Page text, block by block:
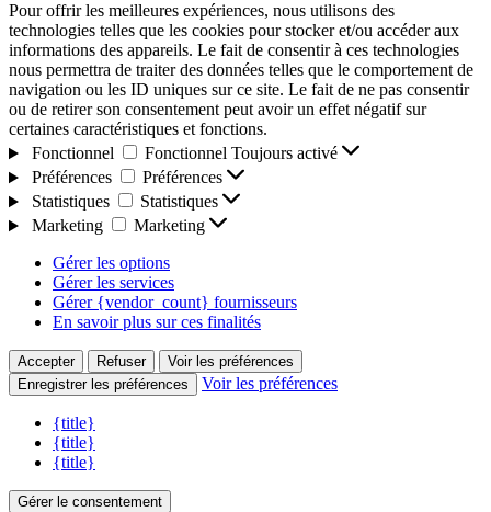
Pour offrir les meilleures expériences, nous utilisons des
technologies telles que les cookies pour stocker et/ou accéder aux
informations des appareils. Le fait de consentir à ces technologies
nous permettra de traiter des données telles que le comportement de
navigation ou les ID uniques sur ce site. Le fait de ne pas consentir
ou de retirer son consentement peut avoir un effet négatif sur
certaines caractéristiques et fonctions.
Fonctionnel
Fonctionnel Toujours activé
Préférences
Préférences
Statistiques
Statistiques
Marketing
Marketing
Gérer les options
Gérer les services
Gérer {vendor_count} fournisseurs
En savoir plus sur ces finalités
Accepter Refuser
Voir les préférences
Enregistrer les préférences
Voir les préférences
{title}
{title}
{title}
Gérer le consentement